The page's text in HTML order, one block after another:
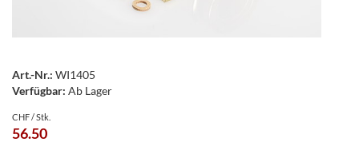
Art.-Nr.: WI1405
Verfügbar: Ab Lager
CHF / Stk.
56.50